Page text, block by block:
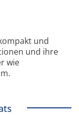
und
und ihre
wie